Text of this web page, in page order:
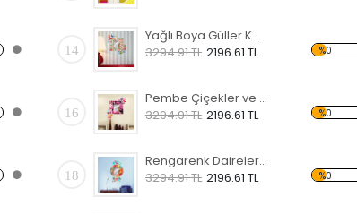
14
Yağlı Boya Güller Kelebekli Dekoratif Ahşap Çerçeveli Ayna
3294.91 TL 2196.61 TL %0
16
Pembe Çiçekler ve Kelebekli Dekoratif Ahşap Çerçeveli Ayna
3294.91 TL 2196.61 TL %0
18
Rengarenk Daireler Kelebekli Dekoratif Ahşap Çerçeveli Ayna
3294.91 TL 2196.61 TL %0